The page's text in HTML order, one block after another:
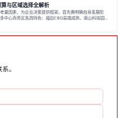
与区域选择全解析
量因素，为企业决策提供框架。首先需明确自身发展阶
中心商务区各具特色：福田CBD高端成熟，南山科技园创
，创意产业园注重生态与社群，适合文创、科技类企业。
。